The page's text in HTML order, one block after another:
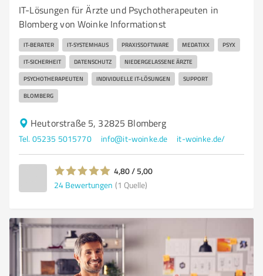
IT-Lösungen für Ärzte und Psychotherapeuten in
Blomberg von Woinke Informationst
IT-BERATER IT-SYSTEMHAUS PRAXISSOFTWARE MEDATIXX PSYX
IT-SICHERHEIT DATENSCHUTZ NIEDERGELASSENE ÄRZTE
PSYCHOTHERAPEUTEN INDIVIDUELLE IT-LÖSUNGEN SUPPORT
BLOMBERG
Heutorstraße 5, 32825 Blomberg
Tel. 05235 5015770 info@it-woinke.de it-woinke.de/
4,80 / 5,00
24 Bewertungen (1 Quelle)